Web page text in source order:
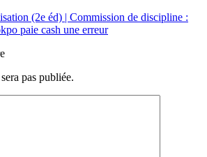
(2e éd) | Commission de discipline :
paie cash une erreur
pas publiée.